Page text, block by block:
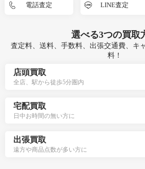
電話査定 LINE査定
選べる3つの買取
査定料、送料、手数料、出張交通費、キ
料！
店頭買取
全店、駅から徒歩5分圏内
宅配買取
日中お時間の無い方に
出張買取
遠方や商品点数が多い方に